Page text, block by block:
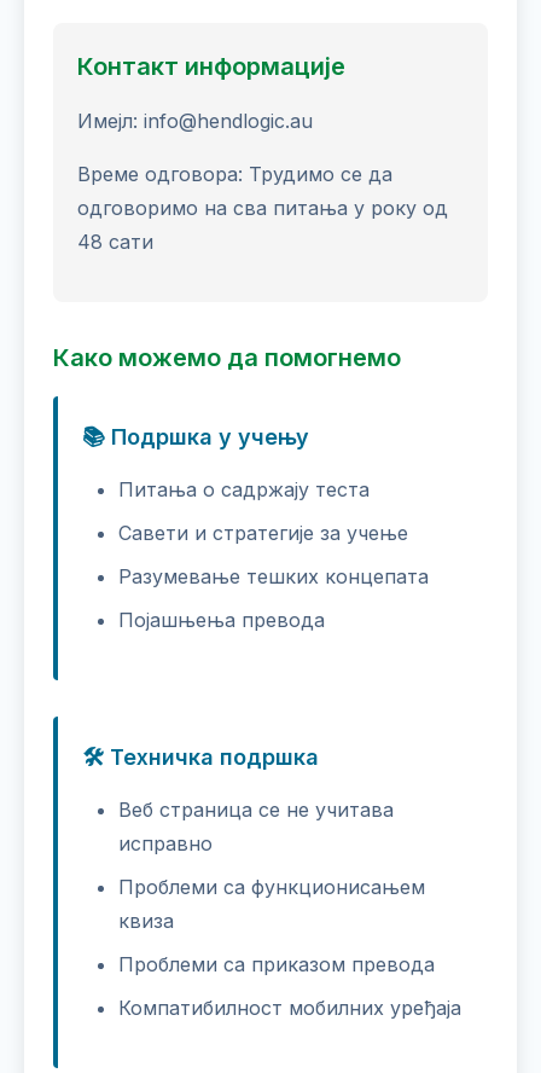
Контакт информације
Имејл: info@hendlogic.au
Време одговора: Трудимо се да
одговоримо на сва питања у року од
48 сати
Како можемо да помогнемо
📚 Подршка у учењу
Питања о садржају теста
Савети и стратегије за учење
Разумевање тешких концепата
Појашњења превода
🛠️ Техничка подршка
Веб страница се не учитава
исправно
Проблеми са функционисањем
квиза
Проблеми са приказом превода
Компатибилност мобилних уређаја